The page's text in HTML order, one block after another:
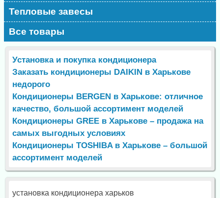
Тепловые завесы
Все товары
Установка и покупка кондиционера
Заказать кондиционеры DAIKIN в Харькове
недорого
Кондиционеры BERGEN в Харькове: отличное
качество, большой ассортимент моделей
Кондиционеры GREE в Харькове – продажа на
самых выгодных условиях
Кондиционеры TOSHIBA в Харькове – большой
ассортимент моделей
установка кондиционера харьков